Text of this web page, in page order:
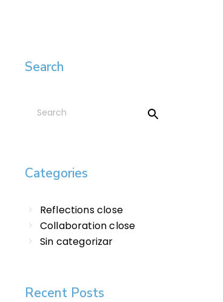
Search
Categories
Reflections close
Collaboration close
Sin categorizar
Recent Posts